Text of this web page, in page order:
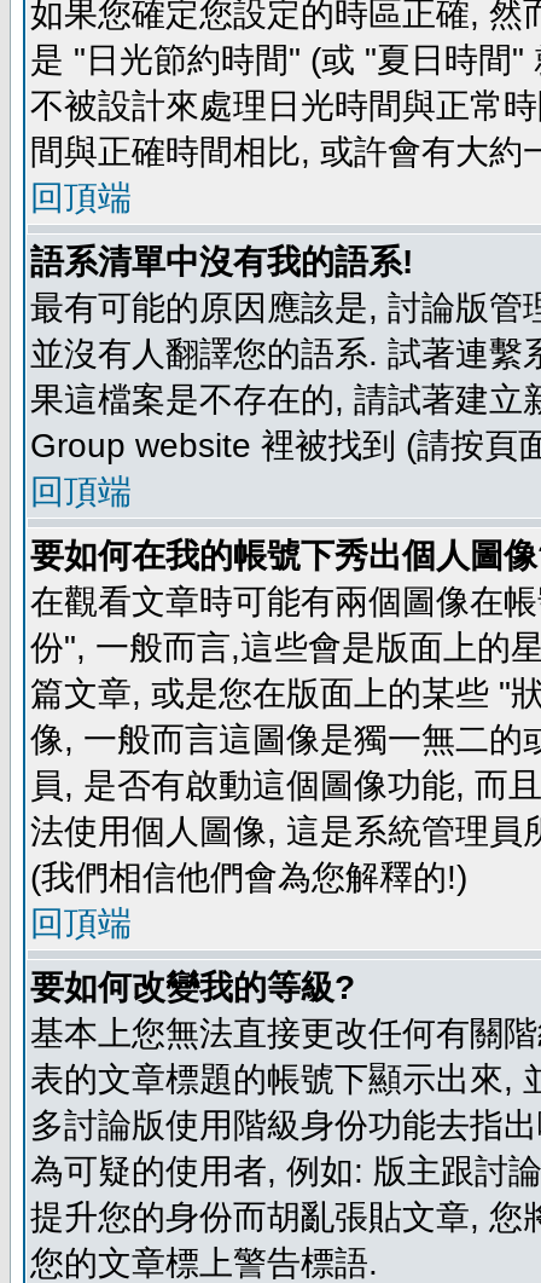
如果您確定您設定的時區正確,
是 "日光節約時間" (或 "夏日時間
不被設計來處理日光時間與正常
間與正確時間相比, 或許會有大約
回頂端
語系清單中沒有我的語系!
最有可能的原因應該是, 討論版
並沒有人翻譯您的語系. 試著連
果這檔案是不存在的, 請試著建
Group website 裡被找到 (請按頁
回頂端
要如何在我的帳號下秀出個人圖
在觀看文章時可能有兩個圖像在
份", 一般而言,這些會是版面上的
篇文章, 或是您在版面上的某些 "
像, 一般而言這圖像是獨一無二
員, 是否有啟動這個圖像功能, 而
法使用個人圖像, 這是系統管理
(我們相信他們會為您解釋的!)
回頂端
要如何改變我的等級?
基本上您無法直接更改任何有關
表的文章標題的帳號下顯示出來,
多討論版使用階級身份功能去指
為可疑的使用者, 例如: 版主跟討
提升您的身份而胡亂張貼文章,
您的文章標上警告標語.